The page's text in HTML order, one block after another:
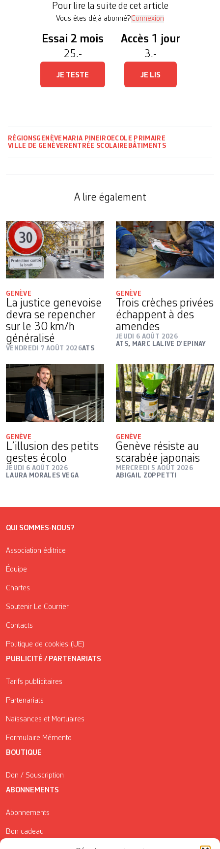
bon fonctionnement des écoles. Reportage à […]
Pour lire la suite de cet article
Vous êtes déjà abonné?Connexion
Essai 2 mois
25.-
JE TESTE
Accès 1 jour
3.-
JE LIS
RÉGIONSGENÈVE MARIA PINEIRO ECOLE PRIMAIRE
VILLE DE GENÈVE RENTRÉE SCOLAIRE BÂTIMENTS
A lire également
GENÈVE
La justice genevoise
devra se repencher
sur le 30 km/h
généralisé
VENDREDI 7 AOÛT 2026ATS
GENÈVE
Trois crèches privées
échappent à des
amendes
JEUDI 6 AOÛT 2026
ATS, MARC LALIVE D’EPINAY
GENÈVE
L’illusion des petits
gestes écolo
JEUDI 6 AOÛT 2026
LAURA MORALES VEGA
GENÈVE
Genève résiste au
scarabée japonais
MERCREDI 5 AOÛT 2026
ABIGAIL ZOPPETTI
QUI SOMMES-NOUS?
Association éditrice
Équipe
Chartes
Soutenir Le Courrier
Contacts
Politique de cookies (UE)
PUBLICITÉ / PARTENARIATS
Tarifs publicitaires
Partenariats
Naissances et Mortuaires
Formulaire Mémento
BOUTIQUE
Don / Souscription
ABONNEMENTS
Abonnements
Bon cadeau